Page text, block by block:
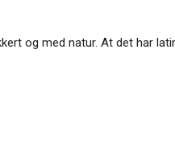
og med natur. At det har